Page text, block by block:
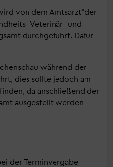
von dem Amtsarzt*der
Veterinär- und
durchgeführt. Dafür
während der
dies sollte jedoch am
da anschließend der
ausgestellt werden
der Terminvergabe